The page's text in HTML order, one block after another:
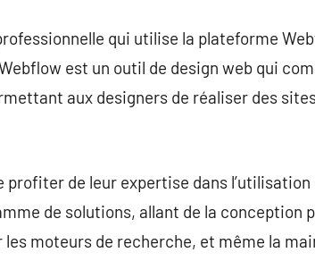
qui utilise la plateforme
est un outil de design web qui
aux designers de réaliser des
profiter de leur expertise dans
de solutions, allant de la conception
les moteurs de recherche, et même la